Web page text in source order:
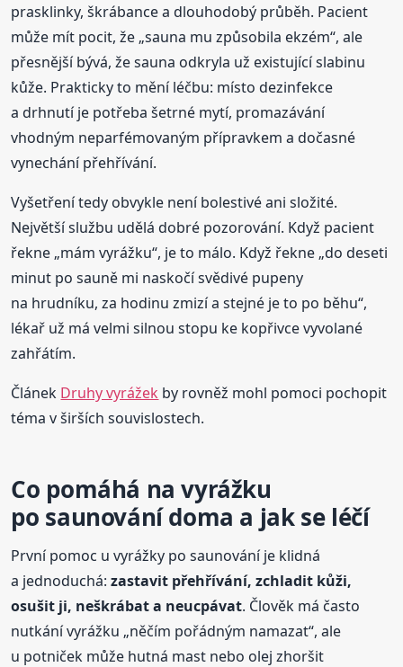
prasklinky, škrábance a dlouhodobý průběh. Pacient
může mít pocit, že „sauna mu způsobila ekzém“, ale
přesnější bývá, že sauna odkryla už existující slabinu
kůže. Prakticky to mění léčbu: místo dezinfekce
a drhnutí je potřeba šetrné mytí, promazávání
vhodným neparfémovaným přípravkem a dočasné
vynechání přehřívání.
Vyšetření tedy obvykle není bolestivé ani složité.
Největší službu udělá dobré pozorování. Když pacient
řekne „mám vyrážku“, je to málo. Když řekne „do deseti
minut po sauně mi naskočí svědivé pupeny
na hrudníku, za hodinu zmizí a stejné je to po běhu“,
lékař už má velmi silnou stopu ke kopřivce vyvolané
zahřátím.
Článek Druhy vyrážek by rovněž mohl pomoci pochopit
téma v širších souvislostech.
Co pomáhá na vyrážku
po saunování doma a jak se léčí
První pomoc u vyrážky po saunování je klidná
a jednoduchá:zastavit přehřívání, zchladit kůži,
osušit ji, neškrábat a neucpávat. Člověk má často
nutkání vyrážku „něčím pořádným namazat“, ale
u potniček může hutná mast nebo olej zhoršit